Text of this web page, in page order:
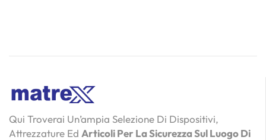
Qui Troverai Un’ampia Selezione Di Dispositivi,
Attrezzature Ed Articoli Per La Sicurezza Sul Luogo Di